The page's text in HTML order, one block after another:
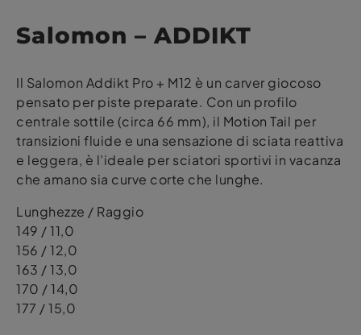
Salomon – ADDIKT
Il Salomon Addikt Pro + M12 è un carver giocoso
pensato per piste preparate. Con un profilo
centrale sottile (circa 66 mm), il Motion Tail per
transizioni fluide e una sensazione di sciata reattiva
e leggera, è l’ideale per sciatori sportivi in vacanza
che amano sia curve corte che lunghe.
Lunghezze / Raggio
149 / 11,0
156 / 12,0
163 / 13,0
170 / 14,0
177 / 15,0